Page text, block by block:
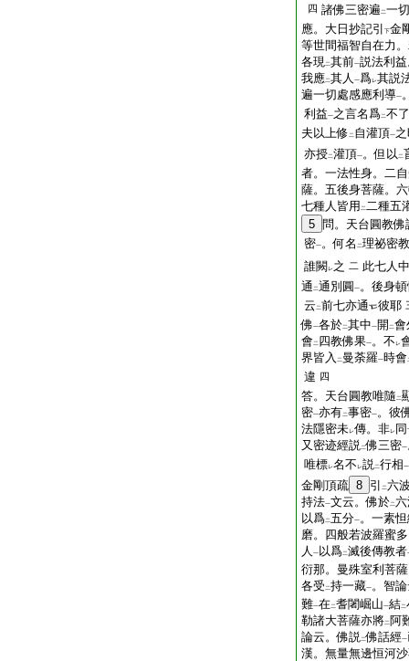
四 諸佛三密遍 二一
應。大日抄記引
下金
等世間福智自在力
各現二其前一説法利
我應二其人 一爲レ其説
遍一切處感應利導一
利益一之言名爲二不
夫以上修 二 自灌頂一
亦授二灌頂一。但以 二
者。一法性身。二
薩。五後身菩薩。
七種人皆用 二二種五
5 問。天台圓教佛
密一。何名 二理祕密教
誰闕 レ之 二 此七人
通 二通別圓 一。後身
云 二前七亦通 彼耶
佛一各於二其中一開 二會
會二 四教佛果一。不 レ
界皆入 二 曼荼羅一時會
違 四
答。天台圓教唯隨 二
密一亦有二事密一。彼
法隱密未レ傳。非レ 同
又密迹經説二佛三密一
唯標レ名不 レ説二行相一
金剛頂疏 8 引 二六
持法一文云。佛於二
以爲二五分一。一素
磨。四般若波羅蜜
人 一 以爲二滅後傳教者
衍那。曼殊室利菩
各受 二持一藏一。智
難一在二耆闍崛山一結二
勒諸大菩薩亦將二 阿
論云。佛説二佛話經一
漢。無量無邊恒河